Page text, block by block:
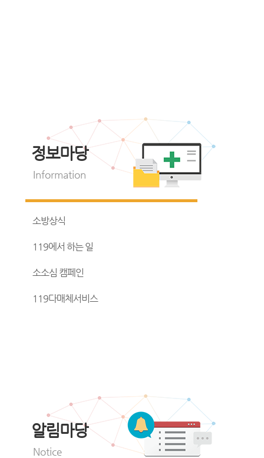
정보마당
Information
소방상식
119에서 하는 일
소소심 캠페인
119다매체서비스
알림마당
Notice